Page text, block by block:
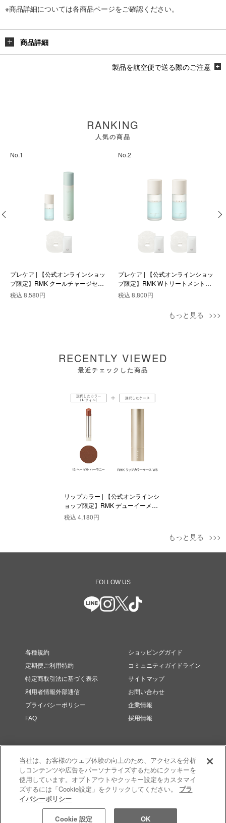
※商品詳細については各商品ページをご確認ください。
商品詳細
製品を航空便で送る際のご注意
RANKING
人気の商品
No.1
プレケア | 【公式オンラインショッ
プ限定】RMK クールチャージセッ
ト
税込 8,580円
No.2
プレケア | 【公式オンラインショッ
プ限定】RMK Wトリートメントオ
イル クール デュオセット
税込 8,800円
もっと見る
RECENTLY VIEWED
最近チェックした商品
リップカラー | 【公式オンラインシ
ョップ限定】RMK デューイーメル
ト リップカラー(レフィル)ケース
WS付きセット 13
税込 4,180円
もっと見る
FOLLOW US
各種規約
定期便ご利用特約
特定商取引法に基づく表示
利用者情報外部通信
プライバシーポリシー
FAQ
ショッピングガイド
コミュニティガイドライン
サイトマップ
お問い合わせ
企業情報
採用情報
© RMK Div. e’quipe, LTD. All rights reserved.
当社は、お客様のウェブ体験の向上のため、アクセスを分析
しコンテンツや広告をパーソナライズするためにクッキーを
使用しています。オプトアウトやクッキー設定をカスタマイ
ズするには「Cookie設定」をクリックしてください。 プラ
イバシーポリシー
Cookie 設定 OK